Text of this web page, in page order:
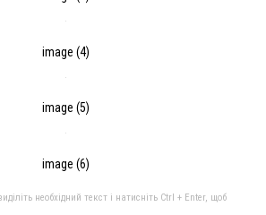
image (4)
image (5)
image (6)
необхідний текст і натисніть Ctrl + Enter, щоб